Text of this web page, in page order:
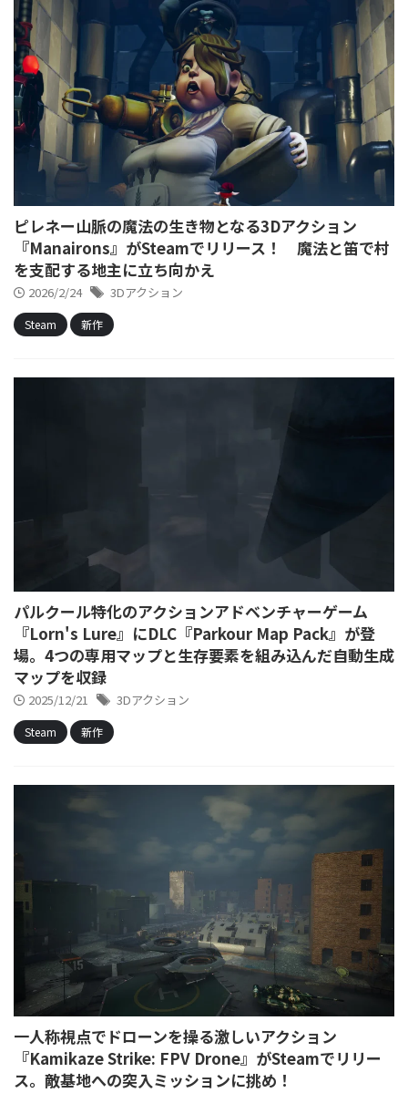
ピレネー山脈の魔法の生き物となる3Dアクション
『Manairons』がSteamでリリース！ 魔法と笛で村
を支配する地主に立ち向かえ
2026/2/24 3Dアクション
Steam 新作
パルクール特化のアクションアドベンチャーゲーム
『Lorn's Lure』にDLC『Parkour Map Pack』が登
場。4つの専用マップと生存要素を組み込んだ自動生成
マップを収録
2025/12/21 3Dアクション
Steam 新作
一人称視点でドローンを操る激しいアクション
『Kamikaze Strike: FPV Drone』がSteamでリリー
ス。敵基地への突入ミッションに挑め！